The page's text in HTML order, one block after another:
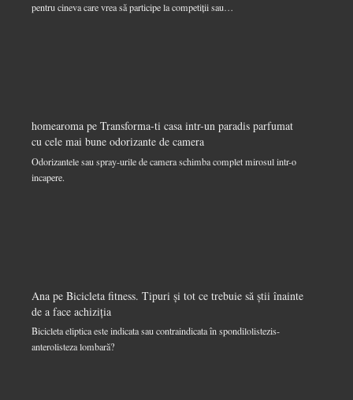
pentru cineva care vrea să participe la competiții sau…
homearoma pe Transforma-ti casa intr-un paradis parfumat
cu cele mai bune odorizante de camera
Odorizantele sau spray-urile de camera schimba complet mirosul intr-o
incapere.
Ana pe Bicicleta fitness. Tipuri și tot ce trebuie să știi înainte
de a face achiziția
Bicicleta eliptica este indicata sau contraindicata în spondilolistezis-
anterolisteza lombară?